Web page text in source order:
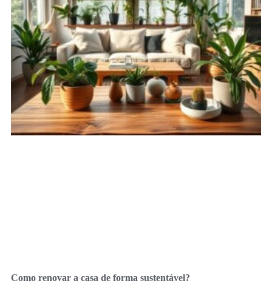
Como renovar a casa de forma sustentável?